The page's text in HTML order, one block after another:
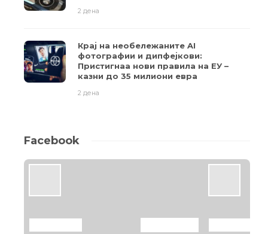
2 дена
Крај на необележаните AI
фотографии и дипфејкови:
Пристигнаа нови правила на ЕУ –
казни до 35 милиони евра
2 дена
Facebook